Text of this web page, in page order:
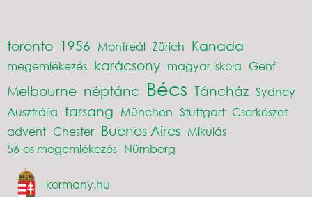
toronto 1956 Montreál Zürich Kanada
megemlékezés karácsony magyar iskola Genf
Melbourne néptánc Bécs Táncház Sydney
Ausztrália farsang München Stuttgart Cserkészet
advent Chester Buenos Aires Mikulás
56-os megemlékezés Nürnberg
kormany.hu